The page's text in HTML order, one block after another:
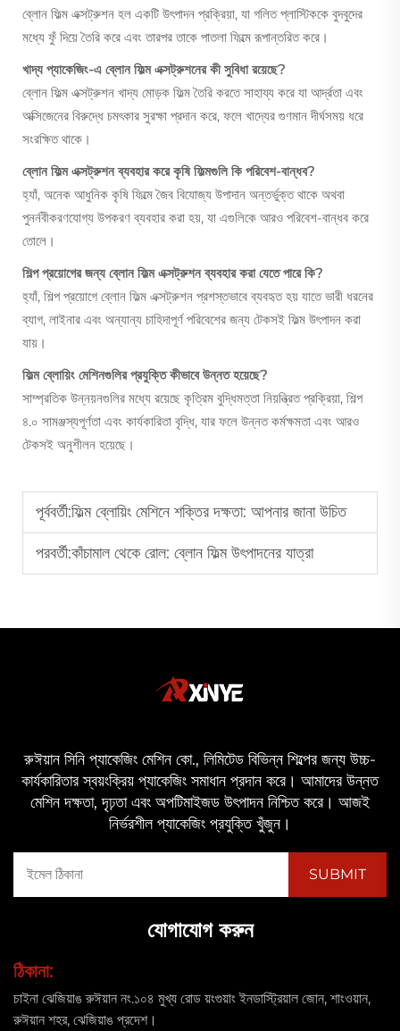
ব্লোন ফিল্ম এক্সট্রুশন হল একটি উৎপাদন প্রক্রিয়া, যা গলিত প্লাস্টিককে বুদবুদের
মধ্যে ফুঁ দিয়ে তৈরি করে এবং তারপর তাকে পাতলা ফিল্মে রূপান্তরিত করে।
খাদ্য প্যাকেজিং-এ ব্লোন ফিল্ম এক্সট্রুশনের কী সুবিধা রয়েছে?
ব্লোন ফিল্ম এক্সট্রুশন খাদ্য মোড়ক ফিল্ম তৈরি করতে সাহায্য করে যা আর্দ্রতা এবং
অক্সিজেনের বিরুদ্ধে চমৎকার সুরক্ষা প্রদান করে, ফলে খাদ্যের গুণমান দীর্ঘসময় ধরে
সংরক্ষিত থাকে।
ব্লোন ফিল্ম এক্সট্রুশন ব্যবহার করে কৃষি ফিল্মগুলি কি পরিবেশ-বান্ধব?
হ্যাঁ, অনেক আধুনিক কৃষি ফিল্মে জৈব বিযোজ্য উপাদান অন্তর্ভুক্ত থাকে অথবা
পুনর্নবীকরণযোগ্য উপকরণ ব্যবহার করা হয়, যা এগুলিকে আরও পরিবেশ-বান্ধব করে
তোলে।
শিল্প প্রয়োগের জন্য ব্লোন ফিল্ম এক্সট্রুশন ব্যবহার করা যেতে পারে কি?
হ্যাঁ, শিল্প প্রয়োগে ব্লোন ফিল্ম এক্সট্রুশন প্রশস্তভাবে ব্যবহৃত হয় যাতে ভারী ধরনের
ব্যাগ, লাইনার এবং অন্যান্য চাহিদাপূর্ণ পরিবেশের জন্য টেকসই ফিল্ম উৎপাদন করা
যায়।
ফিল্ম ব্লোয়িং মেশিনগুলির প্রযুক্তি কীভাবে উন্নত হয়েছে?
সাম্প্রতিক উন্নয়নগুলির মধ্যে রয়েছে কৃত্রিম বুদ্ধিমত্তা নিয়ন্ত্রিত প্রক্রিয়া, শিল্প
৪.০ সামঞ্জস্যপূর্ণতা এবং কার্যকারিতা বৃদ্ধি, যার ফলে উন্নত কর্মক্ষমতা এবং আরও
টেকসই অনুশীলন হয়েছে।
পূর্ববর্তী:ফিল্ম ব্লোয়িং মেশিনে শক্তির দক্ষতা: আপনার জানা উচিত
পরবর্তী:কাঁচামাল থেকে রোল: ব্লোন ফিল্ম উৎপাদনের যাত্রা
রুঈয়ান সিনি প্যাকেজিং মেশিন কো., লিমিটেড বিভিন্ন শিল্পের জন্য উচ্চ-
কার্যকারিতার স্বয়ংক্রিয় প্যাকেজিং সমাধান প্রদান করে। আমাদের উন্নত
মেশিন দক্ষতা, দৃঢ়তা এবং অপটিমাইজড উৎপাদন নিশ্চিত করে। আজই
নির্ভরশীল প্যাকেজিং প্রযুক্তি খুঁজুন।
যোগাযোগ করুন
ঠিকানা:
চাইনা ঝেজিয়াঙ রুঈয়ান নং.১০৪ মুখ্য রোড য়ংগুয়াং ইনডাস্ট্রিয়াল জোন, শাংওয়ান,
রুঈয়ান শহর, ঝেজিয়াঙ প্রদেশ।